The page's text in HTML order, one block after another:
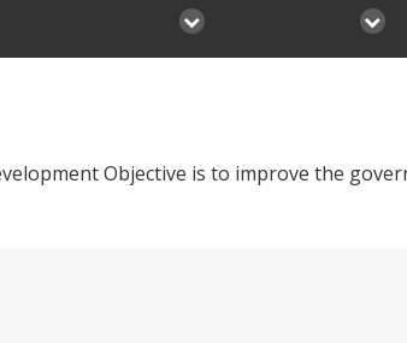
Objective is to improve the